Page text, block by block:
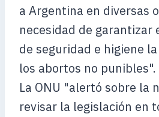
a Argentina en diversas
necesidad de garantizar
de seguridad e higiene
los abortos no punibles".
La ONU "alertó sobre la
revisar la legislación en